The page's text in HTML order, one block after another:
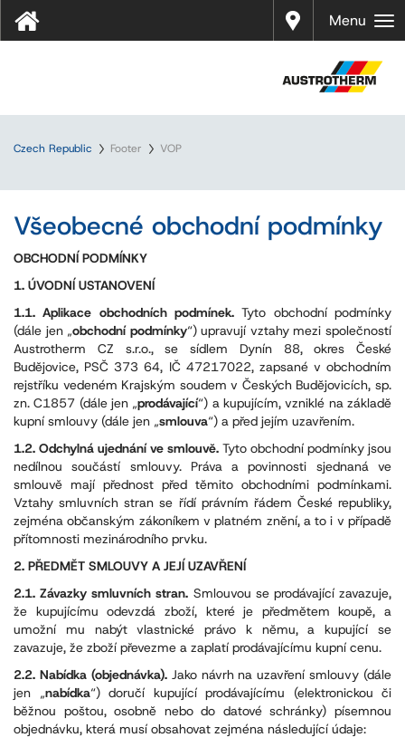
Prodej
Menu
Czech Republic Footer VOP
Všeobecné obchodní podmínky
OBCHODNÍ PODMÍNKY
1. ÚVODNÍ USTANOVENÍ
1.1. Aplikace obchodních podmínek.Tyto obchodní podmínky
(dále jen „obchodní podmínky“) upravují vztahy mezi společností
Austrotherm CZ s.r.o., se sídlem Dynín 88, okres České
Budějovice, PSČ 373 64, IČ 47217022, zapsané v obchodním
rejstříku vedeném Krajským soudem v Českých Budějovicích, sp.
zn. C1857 (dále jen „prodávající“) a kupujícím, vzniklé na základě
kupní smlouvy (dále jen „smlouva“) a před jejím uzavřením.
1.2. Odchylná ujednání ve smlouvě. Tyto obchodní podmínky jsou
nedílnou součástí smlouvy. Práva a povinnosti sjednaná ve
smlouvě mají přednost před těmito obchodními podmínkami.
Vztahy smluvních stran se řídí právním řádem České republiky,
zejména občanským zákoníkem v platném znění, a to i v případě
přítomnosti mezinárodního prvku.
2. PŘEDMĚT SMLOUVY A JEJÍ UZAVŘENÍ
2.1. Závazky smluvních stran. Smlouvou se prodávající zavazuje,
že kupujícímu odevzdá zboží, které je předmětem koupě, a
umožní mu nabýt vlastnické právo k němu, a kupující se
zavazuje, že zboží převezme a zaplatí prodávajícímu kupní cenu.
2.2. Nabídka (objednávka). Jako návrh na uzavření smlouvy (dále
jen „nabídka“) doručí kupující prodávajícímu (elektronickou či
běžnou poštou, osobně nebo do datové schránky) písemnou
objednávku, která musí obsahovat zejména následující údaje: